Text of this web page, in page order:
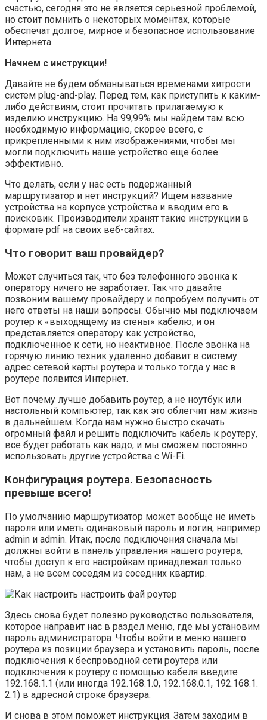
счастью, сегодня это не является серьезной проблемой,
но стоит помнить о некоторых моментах, которые
обеспечат долгое, мирное и безопасное использование
Интернета.
Начнем с инструкции!
Давайте не будем обманываться временами хитрости
систем plug-and-play. Перед тем, как приступить к каким-
либо действиям, стоит прочитать прилагаемую к
изделию инструкцию. На 99,99% мы найдем там всю
необходимую информацию, скорее всего, с
прикрепленными к ним изображениями, чтобы мы
могли подключить наше устройство еще более
эффективно.
Что делать, если у нас есть подержанный
маршрутизатор и нет инструкций? Ищем название
устройства на корпусе устройства и вводим его в
поисковик. Производители хранят такие инструкции в
формате pdf на своих веб-сайтах.
Что говорит ваш провайдер?
Может случиться так, что без телефонного звонка к
оператору ничего не заработает. Так что давайте
позвоним вашему провайдеру и попробуем получить от
него ответы на наши вопросы. Обычно мы подключаем
роутер к «выходящему из стены» кабелю, и он
представляется оператору как устройство,
подключенное к сети, но неактивное. После звонка на
горячую линию техник удаленно добавит в систему
адрес сетевой карты роутера и только тогда у нас в
роутере появится Интернет.
Вот почему лучше добавить роутер, а не ноутбук или
настольный компьютер, так как это облегчит нам жизнь
в дальнейшем. Когда нам нужно быстро скачать
огромный файл и решить подключить кабель к роутеру,
все будет работать как надо, и мы сможем постоянно
использовать другие устройства с Wi-Fi.
Конфигурация роутера. Безопасность
превыше всего!
По умолчанию маршрутизатор может вообще не иметь
пароля или иметь одинаковый пароль и логин, например
admin и admin. Итак, после подключения сначала мы
должны войти в панель управления нашего роутера,
чтобы доступ к его настройкам принадлежал только
нам, а не всем соседям из соседних квартир.
Здесь снова будет полезно руководство пользователя,
которое направит нас в раздел меню, где мы установим
пароль администратора. Чтобы войти в меню нашего
роутера из позиции браузера и установить пароль, после
подключения к беспроводной сети роутера или
подключения к роутеру с помощью кабеля введите
192.168.1.1 (или иногда 192.168.1.0, 192.168.0.1, 192.168.1.
2.1) в адресной строке браузера.
И снова в этом поможет инструкция. Затем заходим в